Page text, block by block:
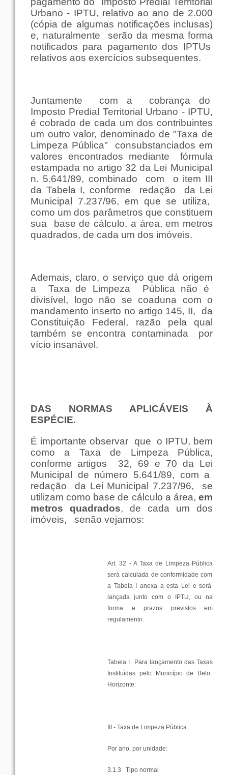
Urbano - IPTU, relativo ao ano de 2.000
(cópia de algumas notificações inclusas)
e, naturalmente serão da mesma forma
notificados para pagamento dos IPTUs
relativos aos exercícios subsequentes.
Juntamente com a cobrança do
Imposto Predial Territorial Urbano - IPTU,
é cobrado de cada um dos contribuintes
um outro valor, denominado de "Taxa de
Limpeza Pública" consubstanciados em
valores encontrados mediante
fórmula
estampada no artigo 32 da Lei Municipal
n. 5.641/89, combinado
com o item III
da Tabela I, conforme redação da Lei
Municipal 7.237/96, em que se utiliza,
como um dos parâmetros que constituem
sua
base de cálculo, a área,em metros
quadrados, de cada um dos imóveis.
Ademais,claro, o serviço que dáorigem
a
Taxa de Limpeza Pública não é
divisível, logo não se coaduna com o
mandamento inserto no artigo 145, II,
da
Constituição
Federal, razão pela
qual
também seencontra contaminada
por
vício insanável.
DAS NORMAS APLICÁVEIS À
ESPÉCIE.
É importante observar que o IPTU, bem
como a Taxa de Limpeza Pública,
conforme
artigos 32, 69 e 70 da Lei
Municipal de número 5.641/89, com a
redação
da Lei Municipal 7.237/96,
se
utilizamcomo base de cálculo a área,em
metros
quadrados, de cada um dos
imóveis, senão vejamos:
Art. 32 - ATaxa de Limpeza Pública
será calculada de conformidade com
a Tabela Ianexa a esta Lei e será
lançada
junto com o IPTU,ou na
forma eprazos previstos
em
regulamento
Tabela I Para lançamentodasTaxas
Instituídas pelo Municípiode Belo
Horizonte:
III -Taxa de Limpeza Pública
Por ano ,por unidade:
3.1.3 Tipo normal